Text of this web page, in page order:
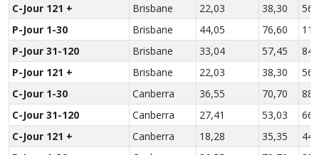
C-Jour 121 +
Brisbane 22,03 38,30
P-Jour 1-30
Brisbane 44,05 76,60
P-Jour 31-120
Brisbane 33,04 57,45
P-Jour 121 +
Brisbane 22,03 38,30
C-Jour 1-30
Canberra 36,55 70,70
C-Jour 31-120
Canberra 27,41 53,03
C-Jour 121 +
Canberra 18,28 35,35